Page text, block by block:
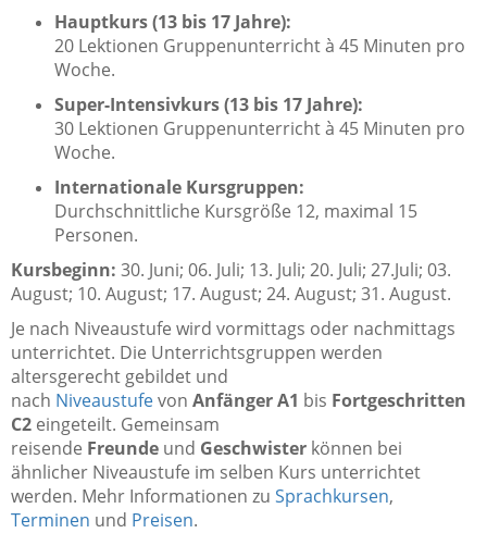
Hauptkurs (13 bis 17 Jahre):
20 Lektionen Gruppenunterricht à 45 Minuten pro
Woche.
Super-Intensivkurs (13 bis 17 Jahre):
30 Lektionen Gruppenunterricht à 45 Minuten pro
Woche.
Internationale Kursgruppen:
Durchschnittliche Kursgröße 12, maximal 15
Personen.
Kursbeginn: 30. Juni; 06. Juli; 13. Juli; 20. Juli; 27.Juli; 03.
August; 10. August; 17. August; 24. August; 31. August.
Je nach Niveaustufe wird vormittags oder nachmittags
unterrichtet. Die Unterrichtsgruppen werden
altersgerecht gebildet und
nach Niveaustufevon Anfänger A1 bis Fortgeschritten
C2 eingeteilt. Gemeinsam
reisende Freunde und Geschwister können bei
ähnlicher Niveaustufe im selben Kurs unterrichtet
werden. Mehr Informationen zu Sprachkursen,
Terminen und Preisen.